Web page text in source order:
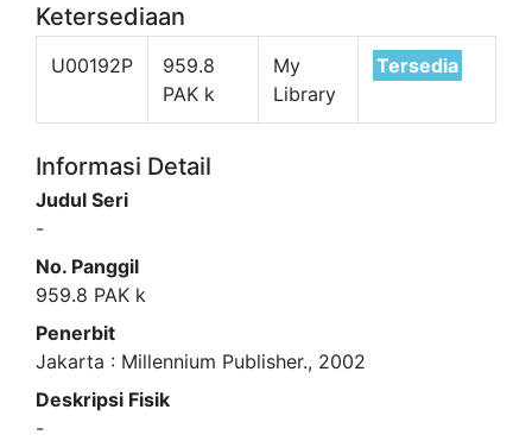
Ketersediaan
U00192P
959.8
PAK k
My
Library
Tersedia
Informasi Detail
Judul Seri
-
No. Panggil
959.8 PAK k
Penerbit
Jakarta : Millennium Publisher., 2002
Deskripsi Fisik
-